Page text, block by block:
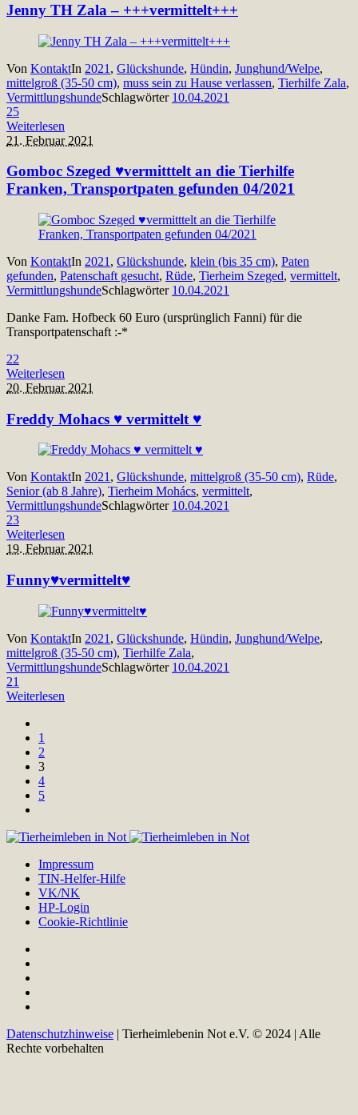
Jenny TH Zala – +++vermittelt+++
Von KontaktIn 2021 , Glückshunde, Hündin, Junghund/Welpe,
mittelgroß (35-50 cm), muss sein zu Hause verlassen, Tierhilfe Zala,
VermittlungshundeSchlagwörter 10.04.2021
25
Weiterlesen
21. Februar 2021
Gomboc Szeged ♥vermitttelt an die Tierhilfe
Franken, Transportpaten gefunden 04/2021
Von KontaktIn 2021 , Glückshunde, klein (bis 35 cm), Paten
gefunden, Patenschaft gesucht, Rüde, Tierheim Szeged, vermittelt,
VermittlungshundeSchlagwörter 10.04.2021
Danke Fam. Hofbeck 60 Euro (ursprünglich Fanni) für die
Transportpatenschaft :-*
22
Weiterlesen
20. Februar 2021
Freddy Mohacs ♥ vermittelt ♥
Von KontaktIn 2021 , Glückshunde, mittelgroß (35-50 cm), Rüde,
Senior (ab 8 Jahre), Tierheim Mohács, vermittelt,
VermittlungshundeSchlagwörter 10.04.2021
23
Weiterlesen
19. Februar 2021
Funny♥vermittelt♥
Von KontaktIn 2021 , Glückshunde, Hündin, Junghund/Welpe,
mittelgroß (35-50 cm), Tierhilfe Zala,
VermittlungshundeSchlagwörter 10.04.2021
21
Weiterlesen
1
2
3
4
5
Impressum
TIN-Helfer-Hilfe
VK/NK
HP-Login
Cookie-Richtlinie
Datenschutzhinweise | Tierheimlebenin Not e.V. © 2024 | Alle
Rechte vorbehalten